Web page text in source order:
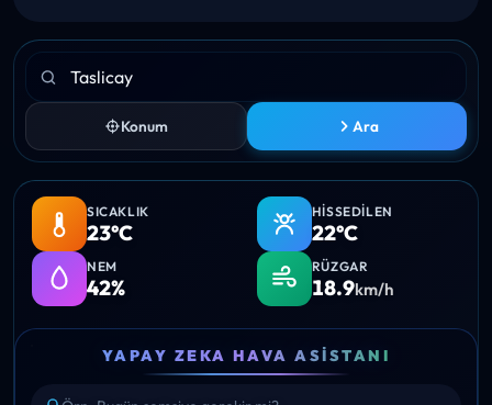
Konum Ara
SICAKLIK
23°C
HISSEDILEN
22°C
NEM
42%
RÜZGAR
18.9km/h
YAPAY ZEKA HAVA ASISTANI